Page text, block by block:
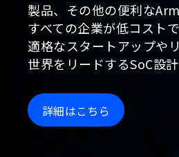
製品、その他の便利な
すべての企業が低コスト
適格なスタートアップや
世界をリードするSoC設
詳細はこちら